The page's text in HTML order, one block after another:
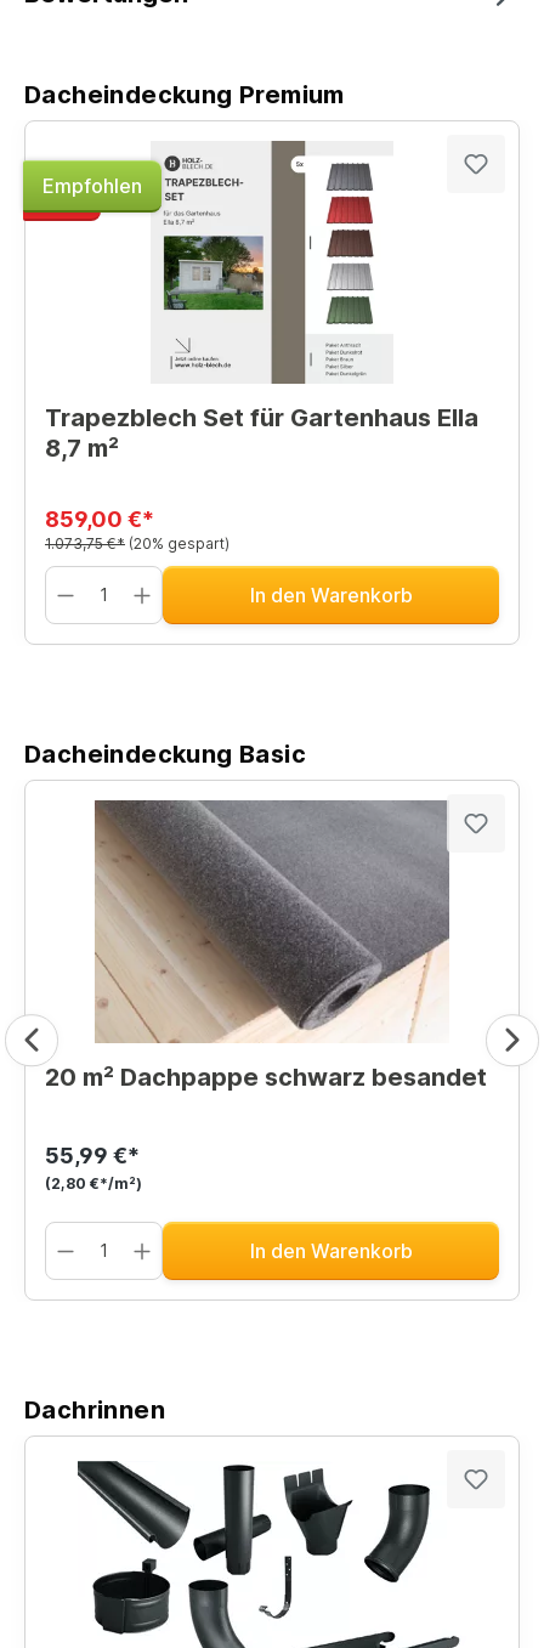
Dacheindeckung Premium
Empfohlen
-20%
Trapezblech Set für Gartenhaus Ella
8,7 m²
859,00 €*
1.073,75 €* (20% gespart)
In den Warenkorb
Dacheindeckung Basic
20 m² Dachpappe schwarz besandet
55,99 €*
(2,80 €*/m²)
In den Warenkorb
Dachrinnen